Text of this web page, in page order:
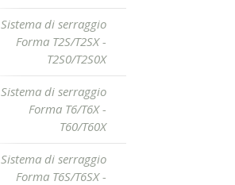
Sistema di serraggio
Forma T2S/T2SX -
T2S0/T2S0X
Sistema di serraggio
Forma T6/T6X -
T60/T60X
Sistema di serraggio
Forma T6S/T6SX -